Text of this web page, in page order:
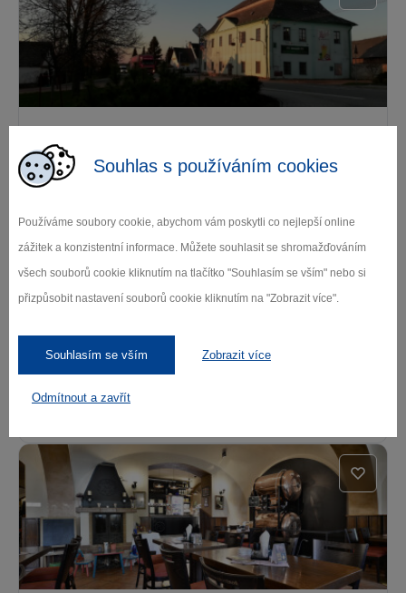
Souhlas s používáním cookies
Používáme soubory cookie, abychom vám poskytli co nejlepší online
zážitek a konzistentní informace. Můžete souhlasit se shromažďováním
všech souborů cookie kliknutím na tlačítko "Souhlasím se vším" nebo si
přizpůsobit nastavení souborů cookie kliknutím na "Zobrazit více".
Souhlasím se vším Zobrazit více
Odmítnout a zavřít
Kámen
Hostinec U Bambuchů